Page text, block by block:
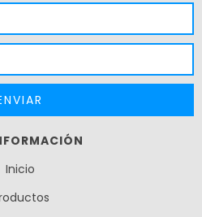
Inicio